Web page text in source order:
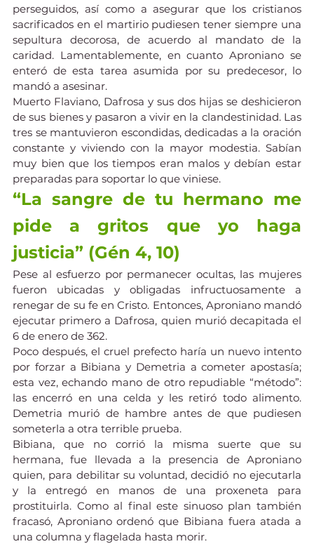
perseguidos, así como a asegurar que los cristianos
sacrificados en el martirio pudiesen tener siempre una
sepultura decorosa, de acuerdo al mandato de la
caridad. Lamentablemente, en cuanto Aproniano se
enteró de esta tarea asumida por su predecesor, lo
mandó a asesinar.
Muerto Flaviano, Dafrosa y sus dos hijas se deshicieron
de sus bienes y pasaron a vivir en la clandestinidad. Las
tres se mantuvieron escondidas, dedicadas a la oración
constante y viviendo con la mayor modestia. Sabían
muy bien que los tiempos eran malos y debían estar
preparadas para soportar lo que viniese.
“La sangre de tu hermano me
pide a gritos que yo haga
justicia” (Gén 4, 10)
Pese al esfuerzo por permanecer ocultas, las mujeres
fueron ubicadas y obligadas infructuosamente a
renegar de su fe en Cristo. Entonces, Aproniano mandó
ejecutar primero a Dafrosa, quien murió decapitada el
6 de enero de 362.
Poco después, el cruel prefecto haría un nuevo intento
por forzar a Bibiana y Demetria a cometer apostasía;
esta vez, echando mano de otro repudiable “método”:
las encerró en una celda y les retiró todo alimento.
Demetria murió de hambre antes de que pudiesen
someterla a otra terrible prueba.
Bibiana, que no corrió la misma suerte que su
hermana, fue llevada a la presencia de Aproniano
quien, para debilitar su voluntad, decidió no ejecutarla
y la entregó en manos de una proxeneta para
prostituirla. Como al final este sinuoso plan también
fracasó, Aproniano ordenó que Bibiana fuera atada a
una columna y flagelada hasta morir.